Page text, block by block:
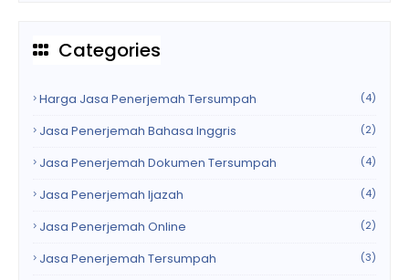
Categories
Harga Jasa Penerjemah Tersumpah (4)
Jasa Penerjemah Bahasa Inggris (2)
Jasa Penerjemah Dokumen Tersumpah (4)
Jasa Penerjemah Ijazah (4)
Jasa Penerjemah Online (2)
Jasa Penerjemah Tersumpah (3)